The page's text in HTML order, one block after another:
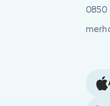
0850